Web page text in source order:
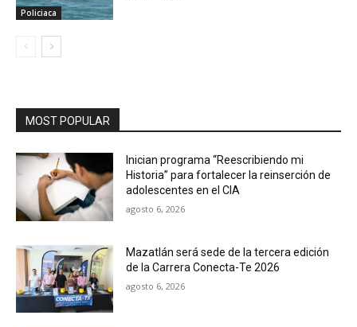
Policiaca
MOST POPULAR
Inician programa “Reescribiendo mi
Historia” para fortalecer la reinserción de
adolescentes en el CIA
agosto 6, 2026
Mazatlán será sede de la tercera edición
de la Carrera Conecta-Te 2026
agosto 6, 2026